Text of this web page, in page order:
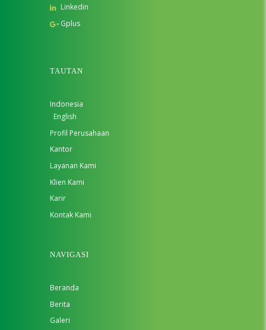
Linkedin
Gplus
TAUTAN
Indonesia
English
Profil Perusahaan
Kantor
Layanan Kami
Klien Kami
Karir
Kontak Kami
NAVIGASI
Beranda
Berita
Galeri